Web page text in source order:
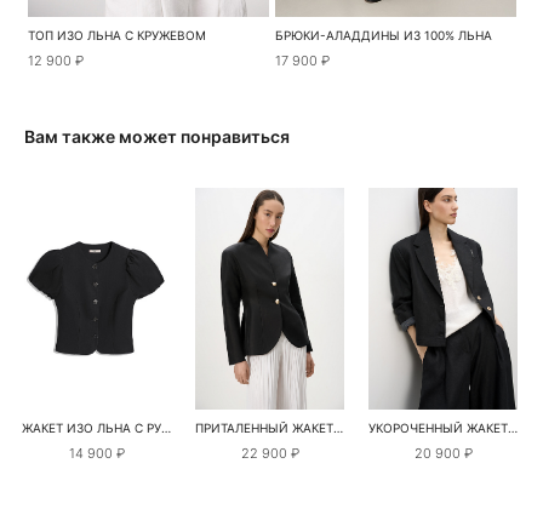
ТОП ИЗО ЛЬНА С КРУЖЕВОМ
12 900 ₽
БРЮКИ-АЛАДДИНЫ ИЗ 100% ЛЬНА
17 900 ₽
Вам также может понравиться
ЖАКЕТ ИЗО ЛЬНА С РУКАВАМИ-ФОНАРИКАМИ
14 900 ₽
ПРИТАЛЕННЫЙ ЖАКЕТ ИЗО ЛЬНА
22 900 ₽
УКОРОЧЕННЫЙ ЖАКЕТ ИЗ 100% ЛЬНА
20 900 ₽